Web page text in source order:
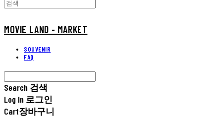
MOVIE LAND - MARKET
SOUVENIR
FAQ
Search 검색
Log In 로그인
Cart장바구니